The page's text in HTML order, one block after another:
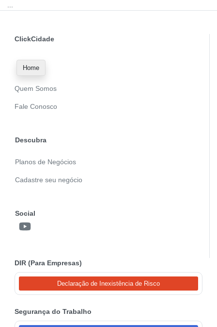
ClickCidade
Home
Quem Somos
Fale Conosco
Descubra
Planos de Negócios
Cadastre seu negócio
Social
DIR (Para Empresas)
Declaração de Inexistência de Risco
Segurança do Trabalho